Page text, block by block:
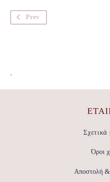
Prev
.
Σχετικά
Όροι
Αποστολή &